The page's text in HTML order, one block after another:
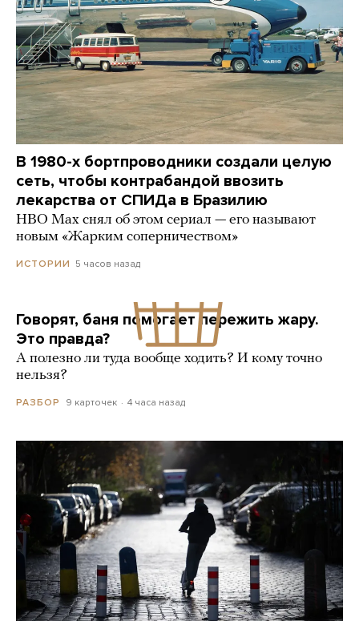
В 1980-х бортпроводники создали целую
сеть, чтобы контрабандой ввозить
лекарства от СПИДа в Бразилию
HBO Max снял об этом сериал — его называют
новым «Жарким соперничеством»
ИСТОРИИ 5 часов назад
Говорят, баня помогает пережить жару.
Это правда?
А полезно ли туда вообще ходить? И кому точно
нельзя?
РАЗБОР 9 карточек 4 часа назад